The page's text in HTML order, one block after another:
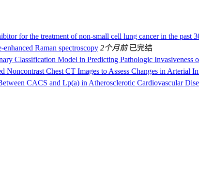
for the treatment of non-small cell lung cancer in the past
Raman spectroscopy 2个月前 已完结
Classification Model in Predicting Pathologic Invasiveness
Noncontrast Chest CT Images to Assess Changes in Arterial
CACS and Lp(a) in Atherosclerotic Cardiovascular